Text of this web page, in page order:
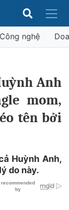
nghệ
Anh
mom,
tên bởi
Huỳnh Anh,
do này.